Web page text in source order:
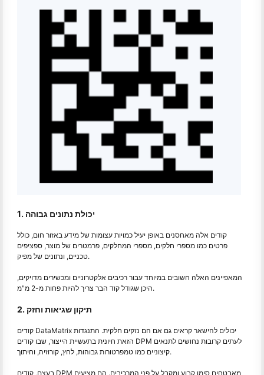
1. יכולת נתונים גבוהה
קודים אלה מאחסנים באופן יעיל כמויות עצומות של מידע באזור חום, כולל
פרטים כמו מספרי חלקים, מספרי המחלקים, פרמטרים של מוצר, ספציפים
טכניים, ונתונים של מפיק.
המאפיינים האלה חשובים במיוחד עבור רכיבים אלקטרוניים ומכשירים מדויקים,
היכן שגודל קוד הבר צריך להיות פחות מ-2 מ"מ.
2. תיקון שגיאות וחזק
קודים DataMatrix יכולים להישאר קראים גם אם הם נזקים חלקית. התנגדות
הזאת חיונית בתעשיית הייצור, שבו קודים DPM לעתים קרובות נחושים לתנאים
קיצוניים כמו טמפרטורות גבוהות, לחץ, קורוזיה, וחיתוך.
בעצם, קודים DPM מאבטחים סימן קבוע ומקבל על פני המרכיבים. הם מציעים